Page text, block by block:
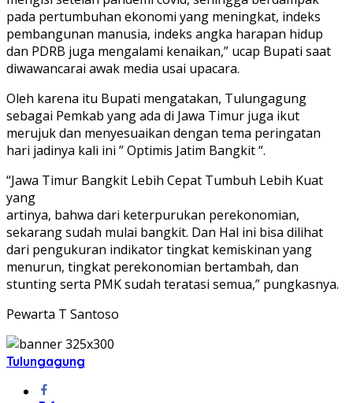
pada pertumbuhan ekonomi yang meningkat, indeks
pembangunan manusia, indeks angka harapan hidup
dan PDRB juga mengalami kenaikan,” ucap Bupati saat
diwawancarai awak media usai upacara.
Oleh karena itu Bupati mengatakan, Tulungagung
sebagai Pemkab yang ada di Jawa Timur juga ikut
merujuk dan menyesuaikan dengan tema peringatan
hari jadinya kali ini ” Optimis Jatim Bangkit “.
“Jawa Timur Bangkit Lebih Cepat Tumbuh Lebih Kuat
yang
artinya, bahwa dari keterpurukan perekonomian,
sekarang sudah mulai bangkit. Dan Hal ini bisa dilihat
dari pengukuran indikator tingkat kemiskinan yang
menurun, tingkat perekonomian bertambah, dan
stunting serta PMK sudah teratasi semua,” pungkasnya.
Pewarta T Santoso
Tulungagung